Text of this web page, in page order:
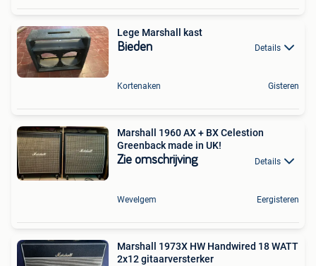
Lege Marshall kast
Bieden Details
Kortenaken Gisteren
Marshall 1960 AX + BX Celestion
Greenback made in UK!
Zie omschrijving Details
Wevelgem Eergisteren
Marshall 1973X HW Handwired 18 WATT
2x12 gitaarversterker